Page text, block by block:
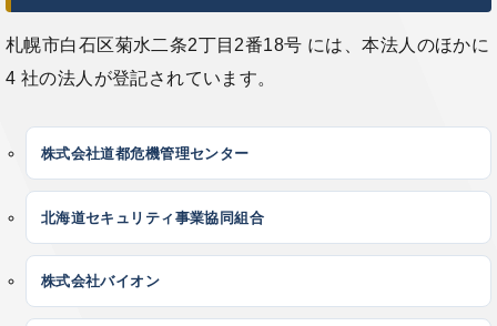
札幌市白石区菊水二条2丁目2番18号 には、本法人のほかに
4 社の法人が登記されています。
株式会社道都危機管理センター
北海道セキュリティ事業協同組合
株式会社バイオン